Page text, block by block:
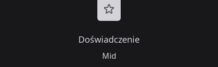
Doświadczenie
Mid